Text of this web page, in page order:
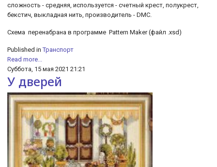
сложность - средняя, используется - счетный крест, полукрест,
бекстич, выкладная нить, производитель - DMC.
Схема перенабрана в программе Pattern Maker (файл .xsd)
Published in Транспорт
Read more...
Суббота, 15 мая 2021 21:21
У дверей